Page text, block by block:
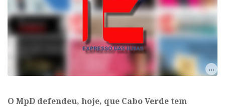
O MpD defendeu, hoje, que Cabo Verde tem